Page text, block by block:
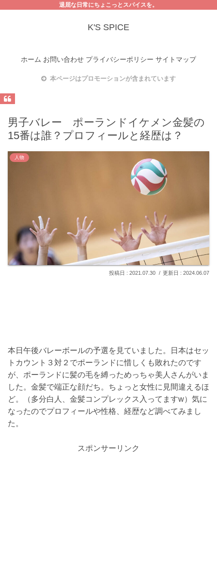
退屈な日常にちょこっとスパイスを。
K'S SPICE
ホーム お問い合わせ プライバシーポリシー サイトマップ
本ページはプロモーションが含まれています
男子バレー ポーランドイケメン金髪の
15番は誰？プロフィールと経歴は？
人物
2021.07.30 2024.06.07
本日午後バレーボールの予選を見ていました。日本はセッ
トカウント３対２でポーランドに惜しくも敗れたのです
が、ポーランドに髪の毛を縛っためっちゃ美人さんがいま
した。金髪で端正な顔だち。ちょっと女性に見間違えるほ
ど。（多分白人、金髪コンプレックス入ってますw）気に
なったのでプロフィールや性格、経歴など調べてみまし
た。
スポンサーリンク